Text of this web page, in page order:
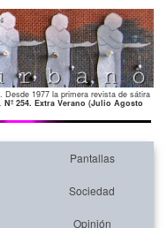
Desde 1977 la primera revista de sátira
Nº 254. Extra Verano (Julio Agosto
Pantallas
Sociedad
Opinión